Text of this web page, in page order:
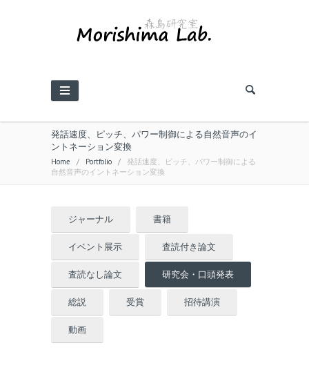
発話速度、ピッチ、パワー制御による自然音声のイ
ントネーション変換
Home / Portfolio / 発話速度、ピッチ、パワー制御による
自然音声のイントネーション変換
ジャーナル 書籍
イベント展示 査読付き論文
査読なし論文 研究会・口頭発表
総説 受賞 招待講演
動画